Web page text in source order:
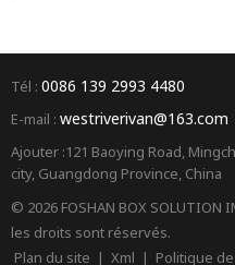
Tél : 0086 139 2993 4480
E-mail : westriverivan@163.com
Ajouter :121 Baoying Road,
city, Guangdong Province, China
© 2026 FOSHAN BOX SOLUTION
les droits sont réservés.
Plan du site | Xml | Politique